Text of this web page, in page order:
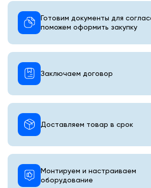
Готовим документы для
поможем оформить закупку
Монтируем и настраиваем
оборудование
Доставляем товар в срок
Заключаем договор